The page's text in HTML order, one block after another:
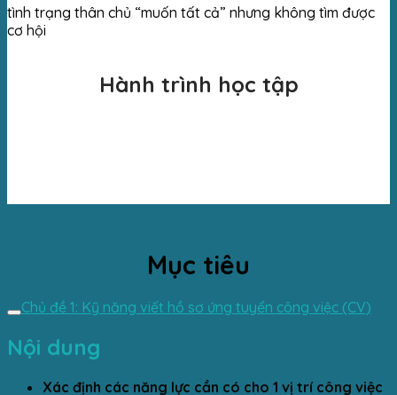
tình trạng thân chủ “muốn tất cả” nhưng không tìm được
cơ hội
Hành trình học tập
Mục tiêu
Chủ đề 1: Kỹ năng viết hồ sơ ứng tuyển công việc (CV)
Nội dung
Xác định các năng lực cần có cho 1 vị trí công việc